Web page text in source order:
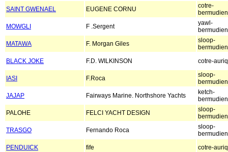
SAINT GWENAEL
EUGENE CORNU
cotre-
bermudien
MOWGLI
F .Sergent
yawl-
bermudien
MATAWA
F. Morgan Giles
sloop-
bermudien
BLACK JOKE
F.D. WILKINSON cotre-
IASI F.Roca
sloop-
bermudien
JAJAP
Fairways Marine. Northshore Yachts
ketch-
bermudien
PALOHE
FELCI YACHT DESIGN
sloop-
bermudien
TRASGO
Fernando Roca
sloop-
bermudien
PENDUICK
fife cotre-